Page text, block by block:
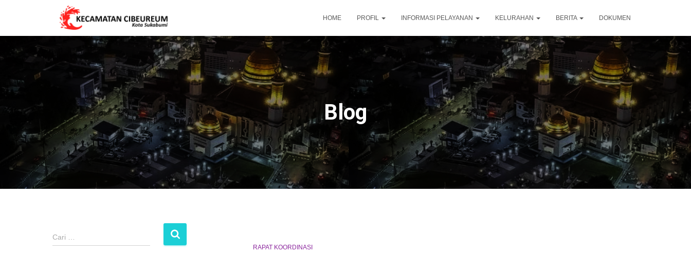
HOME PROFIL INFORMASI PELAYANAN KELURAHAN BERITA DOKUMEN
Blog
C
a
Cari …
RAPAT KOORDINASI